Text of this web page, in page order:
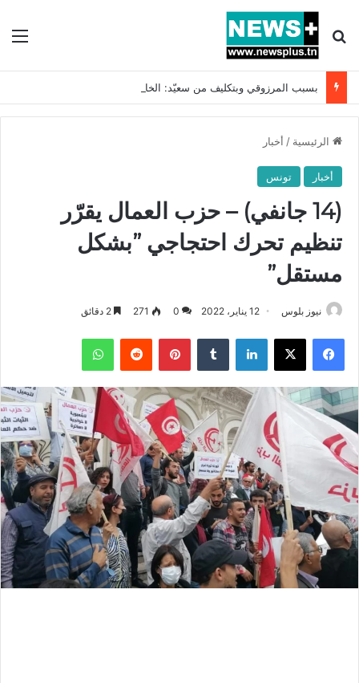
بحث عن
الرئيسية / أخبار
أخبار تونس
(14 جانفي) – حزب العمال يقرّر
تنظيم تحرك احتجاجي ”بشكل
مستقل”
نيوز بلوس 12 يناير، 2022 0
271
فيسبوك X لينكدإن بينتيريست واتساب